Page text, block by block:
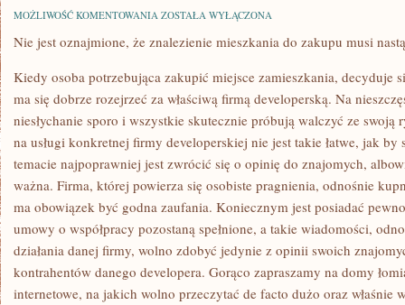
MOŻLIWOŚĆ KOMENTOWANIA W
KAŻDYM
W
KRAJU
FUNKCJONUJĄ
STARE
XIX-
WIECZNE
KAMIENICE
ZOSTAŁA WYŁĄCZONA
Nie jest oznajmione, że znalezienie mieszkania do zakupu musi
Kiedy osoba potrzebująca zakupić miejsce zamieszkania, decyduje
ma się dobrze rozejrzeć za właściwą firmą developerską. Na
niesłychanie sporo i wszystkie skutecznie próbują walczyć ze swoją
na usługi konkretnej firmy developerskiej nie jest takie łatwe, jak by
temacie najpoprawniej jest zwrócić się o opinię do znajomych,
ważna. Firma, której powierza się osobiste pragnienia, odnośnie
ma obowiązek być godna zaufania. Koniecznym jest posiadać
umowy o współpracy pozostaną spełnione, a takie wiadomości,
działania danej firmy, wolno zdobyć jedynie z opinii swoich
kontrahentów danego developera. Gorąco zapraszamy na domy
internetowe, na jakich wolno przeczytać de facto dużo oraz właśnie